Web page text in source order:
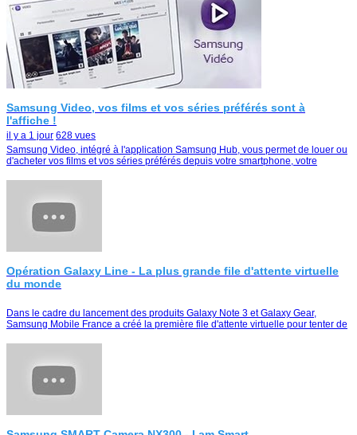
Samsung Video, vos films et vos séries préférés sont à
l'affiche !
il y a 1 jour 628 vues
Samsung Video, intégré à l'application Samsung Hub, vous permet de louer ou
d'acheter vos films et vos séries préférés depuis votre smartphone, votre
Opération Galaxy Line - La plus grande file d'attente virtuelle
du monde
Dans le cadre du lancement des produits Galaxy Note 3 et Galaxy Gear,
Samsung Mobile France a créé la première file d'attente virtuelle pour tenter de